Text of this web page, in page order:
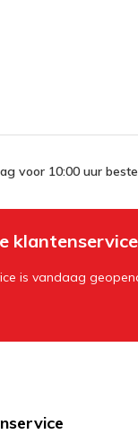
voor 10:00 uur
klantenservice
is vandaag